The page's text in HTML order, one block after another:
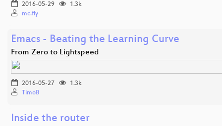
2016-05-29
1.3k
mc.fly
Emacs - Beating the Learning Curve
From Zero to Lightspeed
2016-05-27
1.3k
TimoB
Inside the router